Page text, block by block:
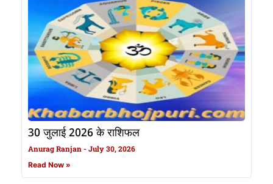
30 जुलाई 2026 के राशिफल
Anurag Ranjan July 30, 2026
Read Now »